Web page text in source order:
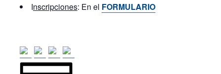
Inscripciones: En el FORMULARIO